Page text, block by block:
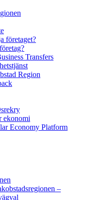
företaget?
Transfers
Region
ekonomi
Economy Platform
–